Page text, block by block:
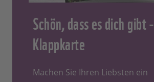
Schön, dass es dich gibt -
Klappkarte
Machen Sie Ihren Liebsten ein